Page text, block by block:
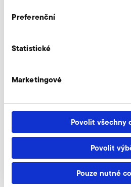
Preferenční
Statistické
Marketingové
Povolit všechny
Povolit
Pouze nutné
AirKnife